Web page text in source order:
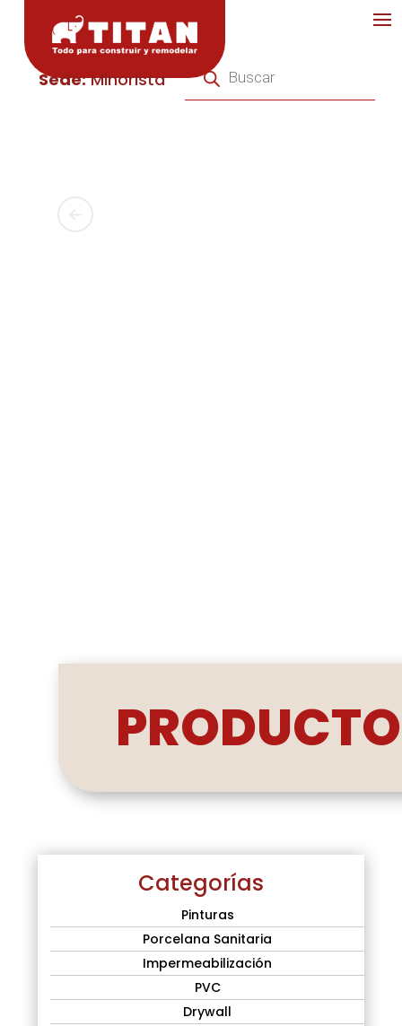
Sede:Minorista
Búsqueda
de
productos
Categorías
Pinturas
Porcelana Sanitaria
Impermeabilización
PVC
Drywall